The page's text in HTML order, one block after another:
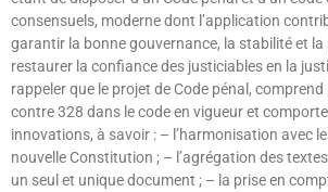
consensuels, moderne dont l’application
garantir la bonne gouvernance, la stabilité et la
restaurer la confiance des justiciables en la
rappeler que le projet de Code pénal,
contre 328 dans le code en vigueur et
innovations, à savoir : – l’harmonisation avec
nouvelle Constitution ; – l’agrégation des
un seul et unique document ; – la prise en